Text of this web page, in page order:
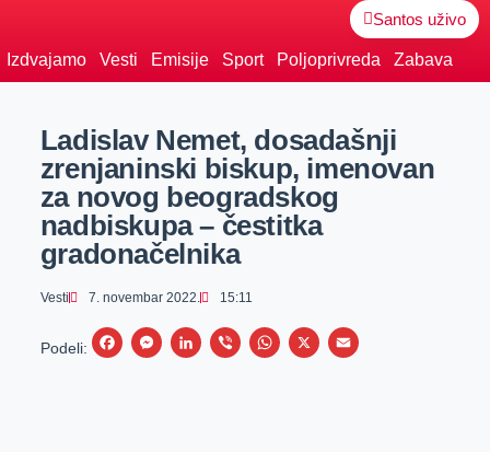
Santos uživo
Izdvajamo Vesti Emisije Sport Poljoprivreda Zabava
Ladislav Nemet, dosadašnji
zrenjaninski biskup, imenovan
za novog beogradskog
nadbiskupa – čestitka
gradonačelnika
Vesti 7. novembar 2022. 15:11
Podeli:
F
M
L
V
W
X
E